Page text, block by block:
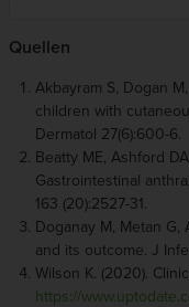
Quellen
Akbayram S, Dogan
children with
Dermatol 27(6):600-6.
Beatty ME, Ashford
Gastrointestinal
163 (20):2527-31.
Doganay M, Metan G,
and its outcome. J
Wilson K. (2020).
https://